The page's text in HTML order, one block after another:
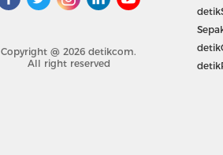
Copyright @ 2026 detikcom.
All right reserved